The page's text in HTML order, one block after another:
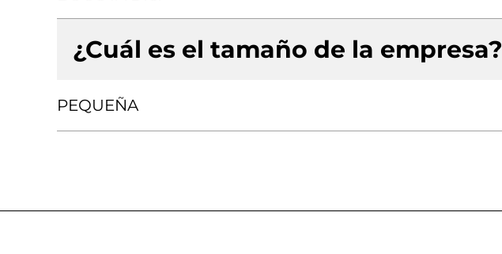
¿Cuál es el tamaño de la empresa?
PEQUEÑA